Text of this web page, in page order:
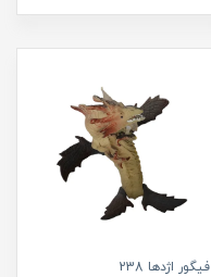
فیگور اژدها 238